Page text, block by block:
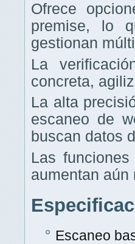
Ofrece
premise, lo
gestionan
La
concreta,
La alta
escaneo de
buscan datos
Las
aumentan aún
Escaneo